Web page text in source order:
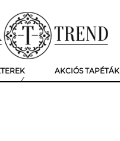
AKCIÓS TAPÉTÁK